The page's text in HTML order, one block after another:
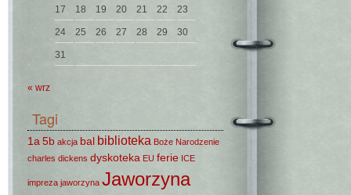
17 18 19 20 21 22 23
24 25 26 27 28 29 30
31
« wrz
Tagi
1a 5b akcja bal biblioteka Boże Narodzenie
charles dickens dyskoteka EU ferie ICE
impreza jaworzyna Jaworzyna